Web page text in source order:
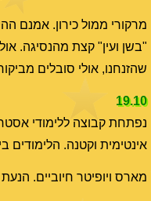
מרקורי ממול כירון. אמנם
"בשן ועין" קצת מהנסיגה.
שהזנחנו, אולי סובלים
19.10
נפתחת קבוצה ללימודי
אינטימית וקטנה. הלימודים
מארס ויופיטר חיוביים.